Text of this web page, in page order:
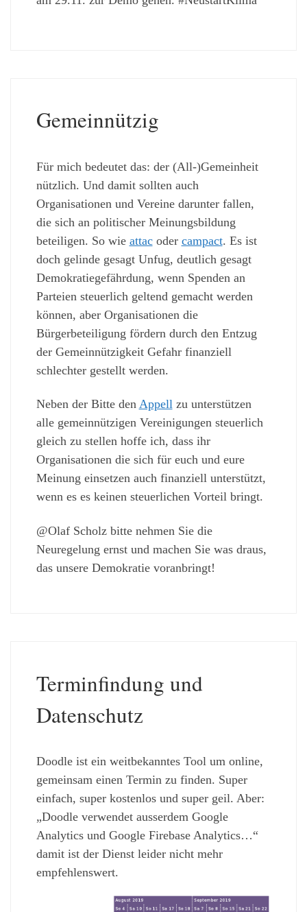
Gemeinnützig
Für mich bedeutet das: der (All-)Gemeinheit
nützlich. Und damit sollten auch
Organisationen und Vereine darunter fallen,
die sich an politischer Meinungsbildung
beteiligen. So wie attacoder campact. Es ist
doch gelinde gesagt Unfug, deutlich gesagt
Demokratiegefährdung, wenn Spenden an
Parteien steuerlich geltend gemacht werden
können, aber Organisationen die
Bürgerbeteiligung fördern durch den Entzug
der Gemeinnützigkeit Gefahr finanziell
schlechter gestellt werden.
Neben der Bitte den Appellzu unterstützen
alle gemeinnützigen Vereinigungen steuerlich
gleich zu stellen hoffe ich, dass ihr
Organisationen die sich für euch und eure
Meinung einsetzen auch finanziell unterstützt,
wenn es es keinen steuerlichen Vorteil bringt.
@Olaf Scholz bitte nehmen Sie die
Neuregelung ernst und machen Sie was draus,
das unsere Demokratie voranbringt!
Terminfindung und
Datenschutz
Doodle ist ein weitbekanntes Tool um online,
gemeinsam einen Termin zu finden. Super
einfach, super kostenlos und super geil. Aber:
„Doodle verwendet ausserdem Google
Analytics und Google Firebase Analytics…“
damit ist der Dienst leider nicht mehr
empfehlenswert.